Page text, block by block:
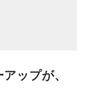
ップが、